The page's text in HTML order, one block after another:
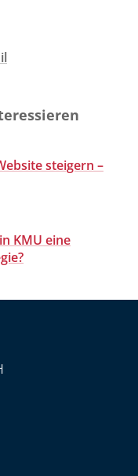
steigern –
KMU eine